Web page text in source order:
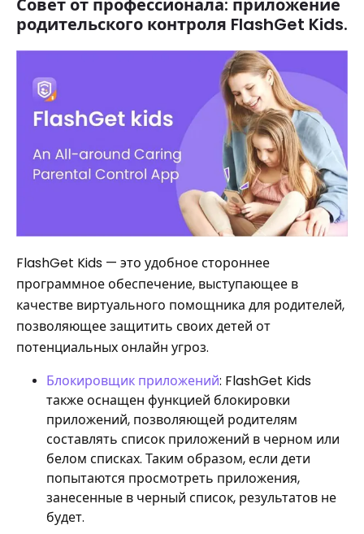
родительского контроля FlashGet Kids.
FlashGet Kids — это удобное стороннее
программное обеспечение, выступающее в
качестве виртуального помощника для родителей,
позволяющее защитить своих детей от
потенциальных онлайн угроз.
Блокировщик приложений: FlashGet Kids
также оснащен функцией блокировки
приложений, позволяющей родителям
составлять список приложений в черном или
белом списках. Таким образом, если дети
попытаются просмотреть приложения,
занесенные в черный список, результатов не
будет.